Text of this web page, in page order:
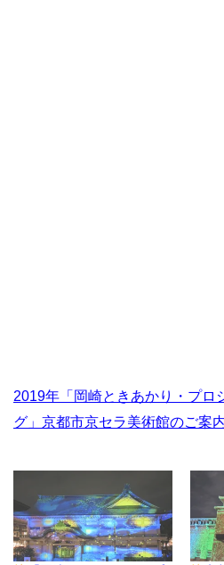
2019年「岡崎ときあかり・プロ
グ」京都市京セラ美術館のご案